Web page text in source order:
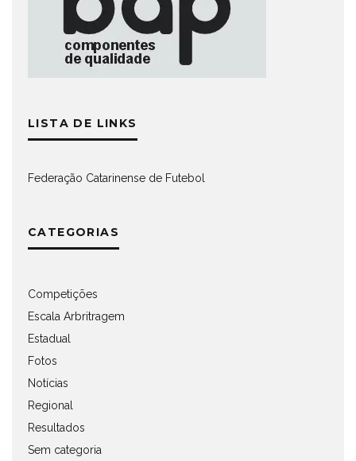
LISTA DE LINKS
Federação Catarinense de Futebol
CATEGORIAS
Competições
Escala Arbritragem
Estadual
Fotos
Notícias
Regional
Resultados
Sem categoria